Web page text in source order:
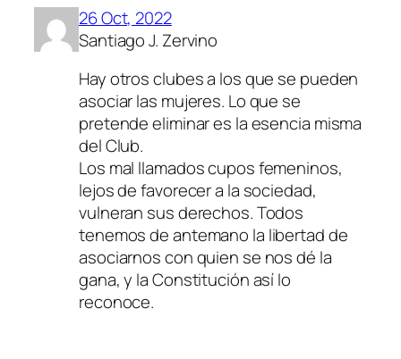
26 Oct, 2022
Santiago J. Zervino
Hay otros clubes a los que se pueden
asociar las mujeres. Lo que se
pretende eliminar es la esencia misma
del Club.
Los mal llamados cupos femeninos,
lejos de favorecer a la sociedad,
vulneran sus derechos. Todos
tenemos de antemano la libertad de
asociarnos con quien se nos dé la
gana, y la Constitución así lo
reconoce.